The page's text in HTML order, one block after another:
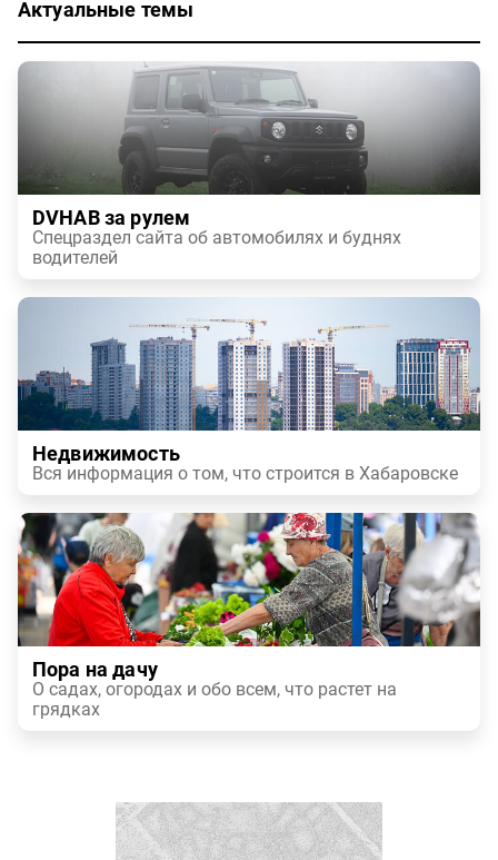
Актуальные темы
DVHAB за рулем
Спецраздел сайта об автомобилях и буднях
водителей
Недвижимость
Вся информация о том, что строится в Хабаровске
Пора на дачу
О садах, огородах и обо всем, что растет на
грядках